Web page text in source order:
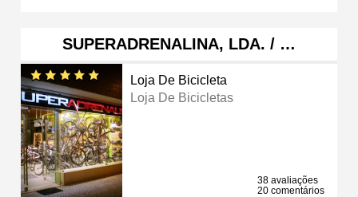
SUPERADRENALINA, LDA. / …
Loja De Bicicleta
Loja De Bicicletas
38 avaliações
20 comentários